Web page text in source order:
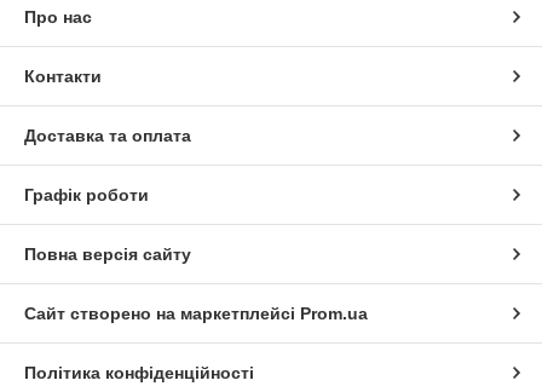
Про нас
Контакти
Доставка та оплата
Графік роботи
Повна версія сайту
Сайт створено на маркетплейсі Prom.ua
Політика конфіденційності